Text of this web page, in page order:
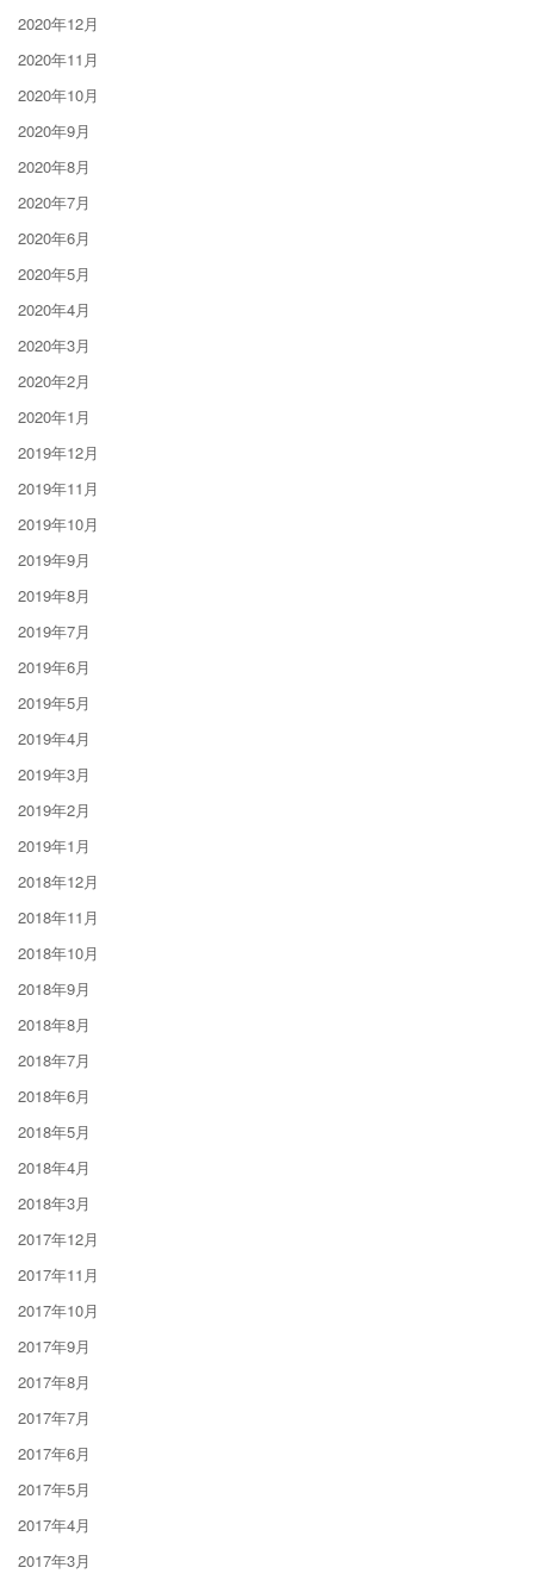
2020年12月
2020年11月
2020年10月
2020年9月
2020年8月
2020年7月
2020年6月
2020年5月
2020年4月
2020年3月
2020年2月
2020年1月
2019年12月
2019年11月
2019年10月
2019年9月
2019年8月
2019年7月
2019年6月
2019年5月
2019年4月
2019年3月
2019年2月
2019年1月
2018年12月
2018年11月
2018年10月
2018年9月
2018年8月
2018年7月
2018年6月
2018年5月
2018年4月
2018年3月
2017年12月
2017年11月
2017年10月
2017年9月
2017年8月
2017年7月
2017年6月
2017年5月
2017年4月
2017年3月